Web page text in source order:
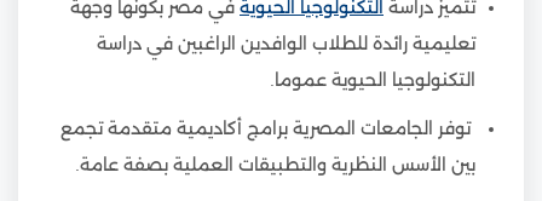
تتميز دراسة التكنولوجيا الحيوية في مصر بكونها وجهة
تعليمية رائدة للطلاب الوافدين الراغبين في دراسة
التكنولوجيا الحيوية عموما.
توفر الجامعات المصرية برامج أكاديمية متقدمة تجمع
بين الأسس النظرية والتطبيقات العملية بصفة عامة.